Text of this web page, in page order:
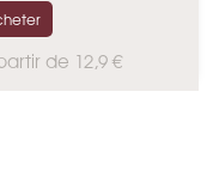
de 12,9 €